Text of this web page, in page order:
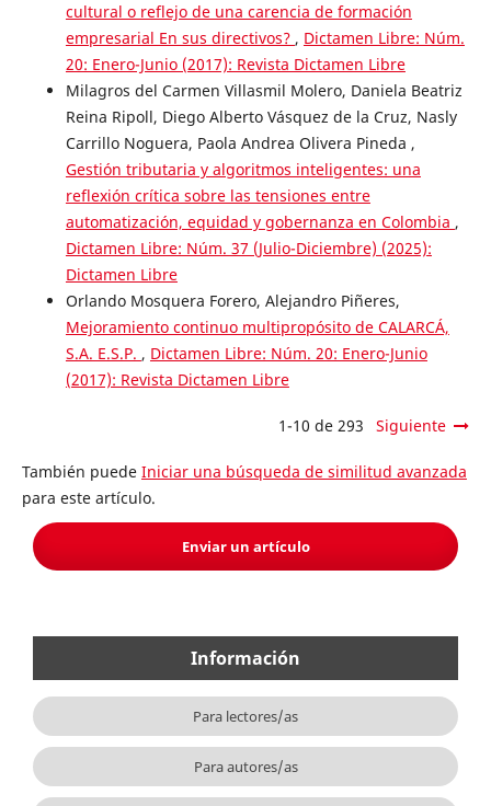
cultural o reflejo de una carencia de formación
empresarial En sus directivos? , Dictamen Libre: Núm.
20: Enero-Junio (2017): Revista Dictamen Libre
Milagros del Carmen Villasmil Molero, Daniela Beatriz
Reina Ripoll, Diego Alberto Vásquez de la Cruz, Nasly
Carrillo Noguera, Paola Andrea Olivera Pineda ,
Gestión tributaria y algoritmos inteligentes: una
reflexión crítica sobre las tensiones entre
automatización, equidad y gobernanza en Colombia ,
Dictamen Libre: Núm. 37 (Julio-Diciembre) (2025):
Dictamen Libre
Orlando Mosquera Forero, Alejandro Piñeres,
Mejoramiento continuo multipropósito de CALARCÁ,
S.A. E.S.P. , Dictamen Libre: Núm. 20: Enero-Junio
(2017): Revista Dictamen Libre
1-10 de 293 Siguiente
También puede Iniciar una búsqueda de similitud avanzada
para este artículo.
Enviar un artículo
Información
Para lectores/as
Para autores/as